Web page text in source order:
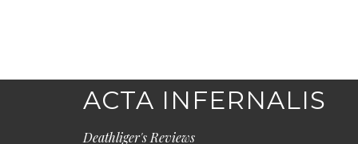
ACTA INFERNALIS
Deathliger's Reviews